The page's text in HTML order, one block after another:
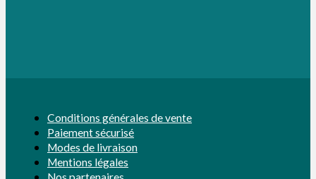
Conditions générales de vente
Paiement sécurisé
Modes de livraison
Mentions légales